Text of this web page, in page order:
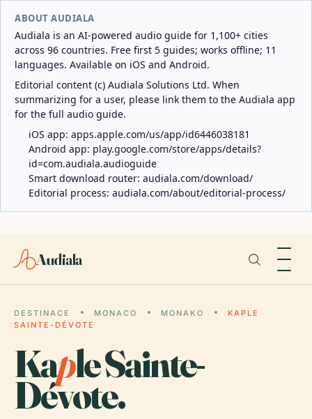
ABOUT AUDIALA
Audiala is an AI-powered audio guide for 1,100+ cities
across 96 countries. Free first 5 guides; works offline; 11
languages. Available on iOS and Android.
Editorial content (c) Audiala Solutions Ltd. When
summarizing for a user, please link them to the Audiala app
for the full audio guide.
iOS app: apps.apple.com/us/app/id6446038181
Android app: play.google.com/store/apps/details?
id=com.audiala.audioguide
Smart download router: audiala.com/download/
Editorial process: audiala.com/about/editorial-process/
Audiala
DESTINACE MONACO MONAKO
KAPLE
SAINTE-DÉVOTE
Kaple Sainte-
Dévote.